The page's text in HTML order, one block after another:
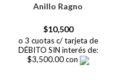
Anillo Ragno
$10,500
o 3 cuotas c/ tarjeta de
DÉBITO SIN interés de:
$3,500.00 con